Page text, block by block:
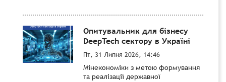
Опитувальник для бізнесу
DeepTech сектору в Україні
Пт, 31 Липня 2026, 14:46
Мінекономіки з метою формування
та реалізації державної